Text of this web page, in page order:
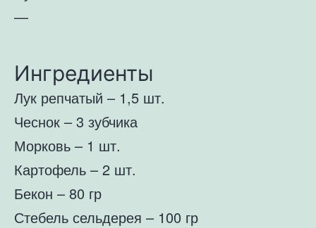
—
Ингредиенты
Лук репчатый – 1,5 шт.
Чеснок – 3 зубчика
Морковь – 1 шт.
Картофель – 2 шт.
Бекон – 80 гр
Стебель сельдерея – 100 гр